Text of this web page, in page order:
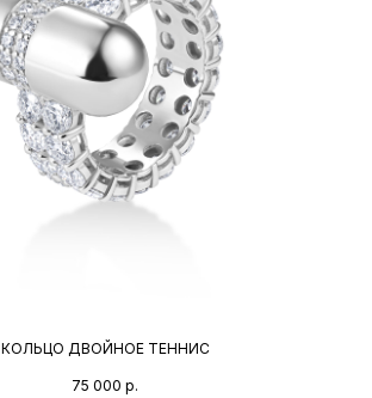
КОЛЬЦО ДВОЙНОЕ ТЕННИС
75 000 р.